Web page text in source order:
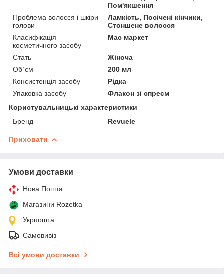
Пом'якшення
Проблема волосся і шкіри
голови
Ламкість, Посічені кінчики,
Стоншене волосся
Класифікація
косметичного засобу
Мас маркет
Стать
Жіноча
Об`єм
200 мл
Консистенція засобу
Рідка
Упаковка засобу
Флакон зі спреєм
Користувальницькі характеристики
Бренд
Revuele
Приховати
Умови доставки
Нова Пошта
Магазини Rozetka
Укрпошта
Самовивіз
Всі умови доставки